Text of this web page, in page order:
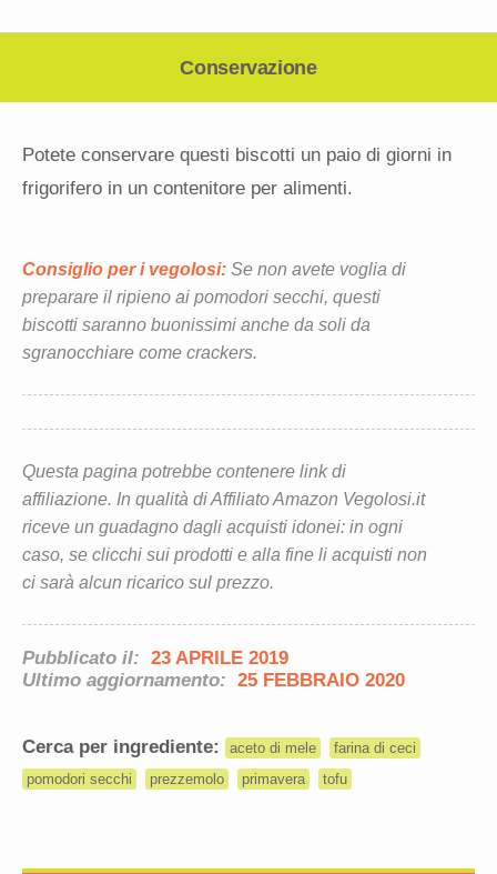
Conservazione
Potete conservare questi biscotti un paio di giorni in
frigorifero in un contenitore per alimenti.
Consiglio per i vegolosi: Se non avete voglia di
preparare il ripieno ai pomodori secchi, questi
biscotti saranno buonissimi anche da soli da
sgranocchiare come crackers.
Questa pagina potrebbe contenere link di
affiliazione. In qualità di Affiliato Amazon Vegolosi.it
riceve un guadagno dagli acquisti idonei: in ogni
caso, se clicchi sui prodotti e alla fine li acquisti non
ci sarà alcun ricarico sul prezzo.
Pubblicato il: 23 APRILE 2019
Ultimo aggiornamento: 25 FEBBRAIO 2020
Cerca per ingrediente: aceto di mele
farina di ceci
pomodori secchi
prezzemolo primavera tofu